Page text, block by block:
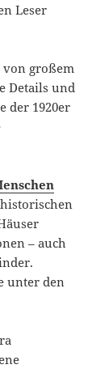
Leser
von großem
Details und
der 1920er
– auch
unter den